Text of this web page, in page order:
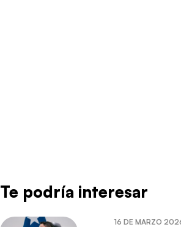
Te podría interesar
16 DE MARZO